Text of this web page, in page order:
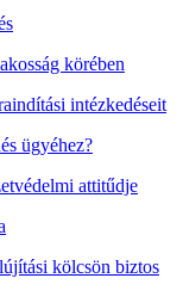
körében
intézkedéseit
ügyéhez?
attitűdje
kölcsön biztos